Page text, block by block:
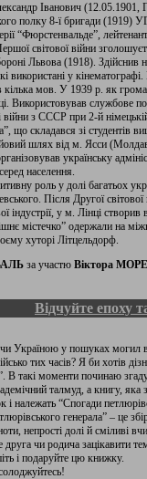
Іванович (12.05.1901,
полку 8-ї бригади
“Фюрстенвальде”,
світової війни
Львова (1918). Здійснив
використані у
кілька мов. У 1939 р. як
Використовував службове
з СССР при 2-й
що складався зі студентів
шлях від м. Ясси
українську
населення.
роль у долі багатьох
Після Другої
індустрії, у м. Лінці
містечко” одержали на
хуторі Літцельдорф.
за участю Віктора
Відчуйте епоху
Україною у пошуках могил
тих часів? Я би хотів
В такі моменти починаю
талмуд, а книгу, яка
і належать “Спогади
генерала” – це
непрості долі й сміливі
чи родича зацікавити
і подаруйте цю книжку.